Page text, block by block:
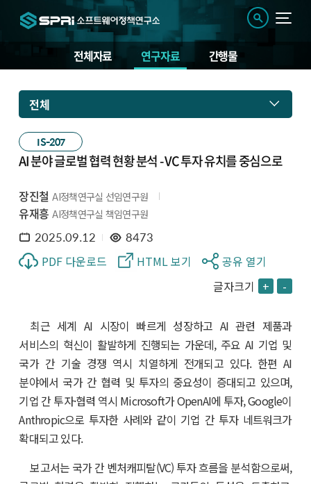
전체자료 연구자료 간행물
전체
IS-207
AI 분야 글로벌 협력 현황 분석 - VC 투자 유치를 중심으로
장진철 AI정책연구실 선임연구원
유재흥 AI정책연구실 책임연구원
2025.09.12 8473
PDF 다운로드 HTML 보기
공유 열기
글자크기 + -
최근 세계 AI 시장이 빠르게 성장하고 AI 관련 제품과
서비스의 혁신이 활발하게 진행되는 가운데, 주요 AI 기업 및
국가 간 기술 경쟁 역시 치열하게 전개되고 있다. 한편 AI
분야에서 국가 간 협력 및 투자의 중요성이 증대되고 있으며,
기업 간 투자·협력 역시 Microsoft가 OpenAI에 투자, Google이
Anthropic으로 투자한 사례와 같이 기업 간 투자 네트워크가
확대되고 있다.
보고서는 국가 간 벤처캐피탈(VC) 투자 흐름을 분석함으로써,